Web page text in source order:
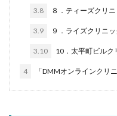
3.8 ８．ティーズクリ
3.9 ９．ライズクリニ
3.10 10．太平町ビルク
4 「DMMオンラインクリ